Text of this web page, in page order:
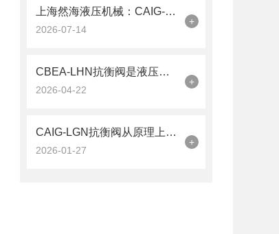
上海然海液压机械：CAIG-LGN抗衡阀的品质之选——实测数据解析
2026-07-14
+
CBEA-LHN抗衡阀是液压系统中的平衡卫士
2026-04-22
+
CAIG-LGN抗衡阀从原理上可分解为以下三个层面
2026-01-27
+